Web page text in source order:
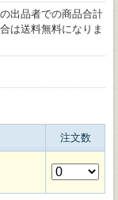
出品者での商品合計
は送料無料になりま
注文数